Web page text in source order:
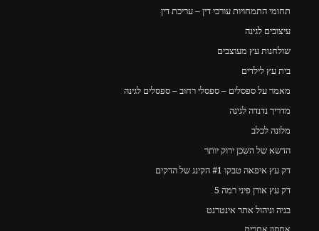
תחומי התמחויות עורכי דין – עריכת דין
עיצובים לגינה
שולחנות עץ מעוצבים
בית עץ לילדים
מאמר על ספסלים – ספסלי רחוב – ספסלים לגינה
מדריך נדנדה לגינה
מלונה לכלב
הדשא של השכן ירוק יותר
דק עץ איפאה טבקו #1 הקינג של הדקים
דק עץ אורן פיני רמה 5
בניה וניהול אתר אינטרנט